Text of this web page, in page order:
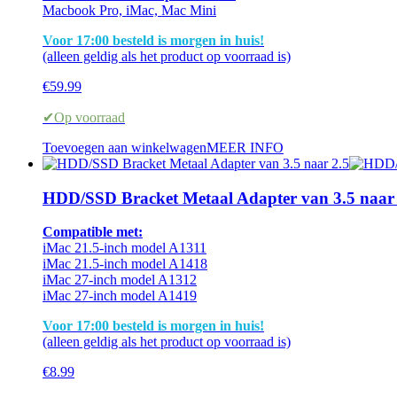
Macbook Pro, iMac, Mac Mini
Voor 17:00 besteld is morgen in huis!
(alleen geldig als het product op voorraad is)
€59.99
✔Op voorraad
Toevoegen aan winkelwagenMEER INFO
HDD/SSD Bracket Metaal Adapter van 3.5 naar
Compatible met:
iMac 21.5-inch model A1311
iMac 21.5-inch model A1418
iMac 27-inch model A1312
iMac 27-inch model A1419
Voor 17:00 besteld is morgen in huis!
(alleen geldig als het product op voorraad is)
€8.99